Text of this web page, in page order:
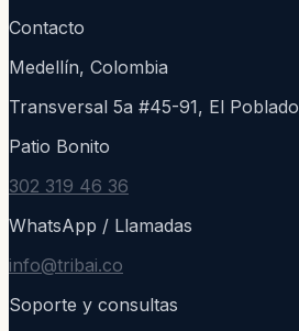
Contacto
Medellín, Colombia
Transversal 5a #45-91, El Poblado
Patio Bonito
302 319 46 36
WhatsApp / Llamadas
info@tribai.co
Soporte y consultas